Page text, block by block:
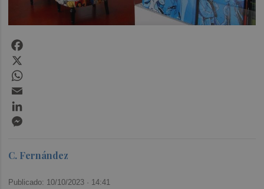
C. Fernández
Publicado: 10/10/2023 · 14:41